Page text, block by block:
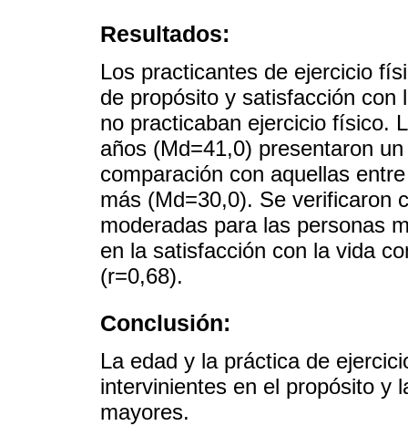
Resultados:
Los practicantes de ejercicio
de propósito y satisfacción con
no practicaban ejercicio físico.
años (Md=41,0) presentaron
comparación con aquellas
más (Md=30,0). Se verificaron
moderadas para las personas
en la satisfacción con la vida
(r=0,68).
Conclusión:
La edad y la práctica de
intervinientes en el propósito y
mayores.